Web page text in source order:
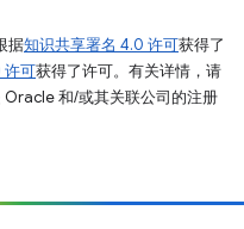
据知识共享署名 4.0 许可获得了
许可获得了许可。有关详情，请
Oracle 和/或其关联公司的注册